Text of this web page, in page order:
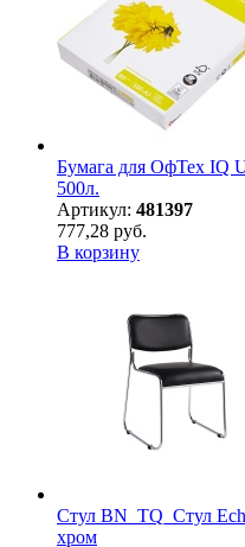
Бумага для ОфТех IQ
500л.
Артикул: 481397
777,28 руб.
В корзину
Стул BN_TQ_Стул
хром